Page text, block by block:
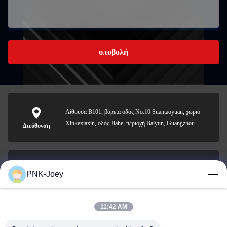
υποβολή
Διεύθυνση
Αίθουσα B101, βόρεια οδός No.10 Suantaoyuan, χωριό
Xinkexiaxin, οδός Jiahe, περιοχή Baiyun, Guangzhou
Ηλεκτρονικό
PNK-Joey
11:42 AM